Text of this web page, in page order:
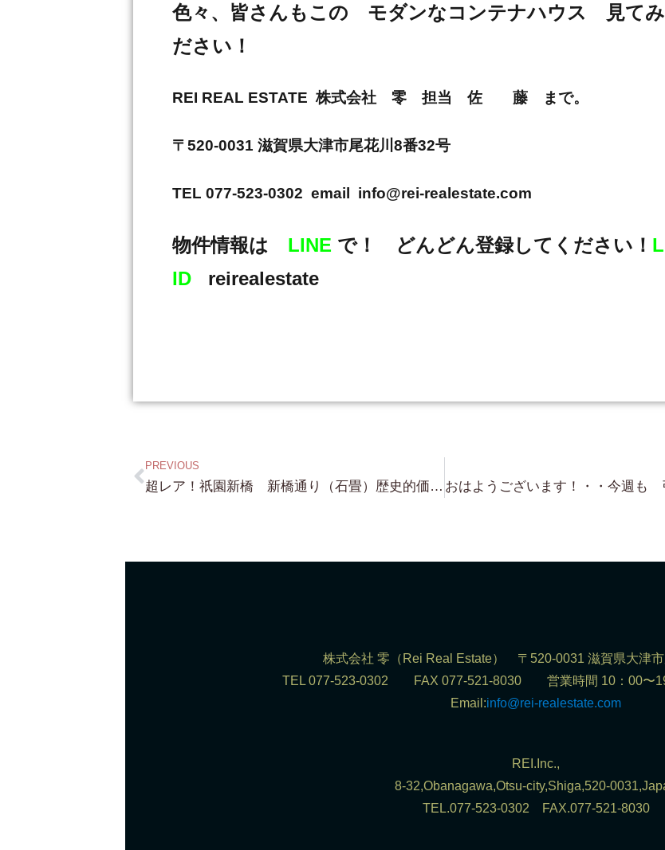
色々、皆さんもこの モダンなコンテナハウス 見てみ
ださい！
REI REAL ESTATE 株式会社 零 担当 佐 藤 まで。
〒520-0031 滋賀県大津市尾花川8番32号
TEL 077-523-0302 email info@rei-realestate.com
物件情報は LINE で！ どんどん登録してください！
ID reirealestate
PREVIOUS
超レア！祇園新橋 新橋通り（石畳）歴史的価値のある 物件です。京都に別荘 お探しの方 お洒落な別荘がありますよ！
株式会社 零（Rei Real Estate） 〒520-0031 滋賀県大津
TEL 077-523-0302 FAX 077-521-8030 営業時間 10：00〜
Email:info@rei-realestate.com
REI.Inc.,
8-32,Obanagawa,Otsu-city,Shiga,520-
TEL.077-523-0302 FAX.077-521-8030